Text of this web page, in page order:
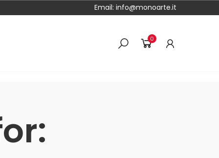
Email: info@monoarte.it
0